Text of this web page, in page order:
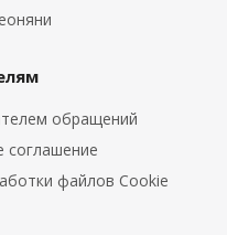
обращений
соглашение
файлов Cookie